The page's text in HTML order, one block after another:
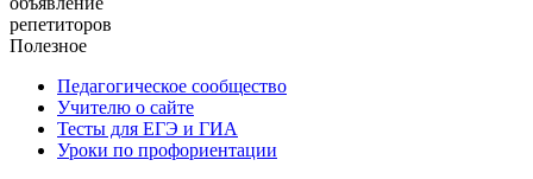
репетиторов
Полезное
Педагогическое сообщество
Учителю о сайте
Тесты для ЕГЭ и ГИА
Уроки по профориентации